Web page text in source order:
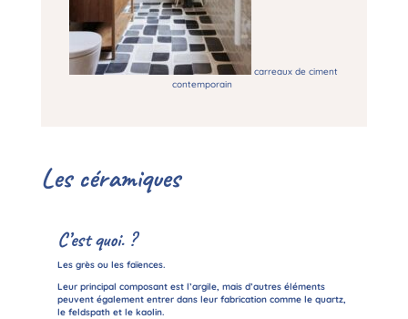
carreaux de ciment
contemporain
Les céramiques
C’est quoi. ?
Les grès ou les faïences.
Leur principal composant est l’argile, mais d’autres éléments
peuvent également entrer dans leur fabrication comme le quartz,
le feldspath et le kaolin.